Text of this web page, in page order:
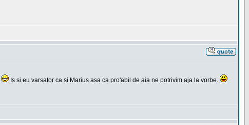
Is si eu varsator ca si Marius asa ca pro'abil de aia ne potrivim aja la vorbe.